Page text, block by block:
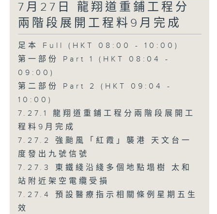
7月27日 龍翔道重鋪工程分
兩階段展開工程料9月完成
足本 Full (HKT 08:00 - 10:00)
第一部份 Part 1 (HKT 08:04 -
09:00)
第二部份 Part 2 (HKT 09:04 -
10:00)
7.27.1 龍翔道重鋪工程分兩階段展開工
程料9月完成
7.27.2 強颱風「紅霞」襲港 天文台一
度發出九號信號
7.27.3 東鐵綫沿綫多個地點塌樹 太和
站附近架空電纜受損
7.27.4 預設醫療指示相關條例星期五生
效